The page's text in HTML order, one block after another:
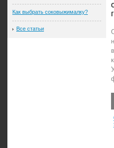
Как выбрать соковыжималку?
Все статьи